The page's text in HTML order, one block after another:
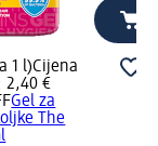
1 l)Cijena
2,40 €
Gel za
The